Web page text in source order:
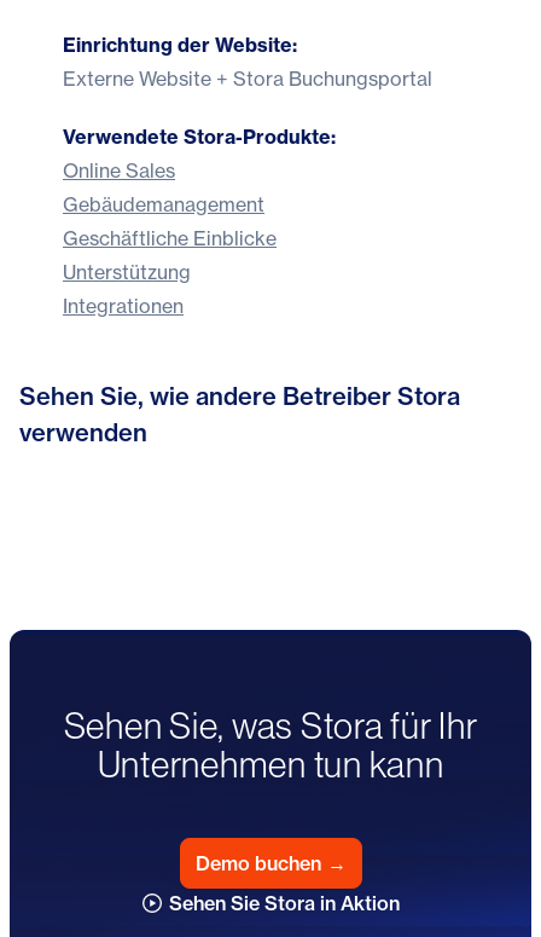
Einrichtung der Website:
Externe Website + Stora Buchungsportal
Verwendete Stora-Produkte:
Online Sales
Gebäudemanagement
Geschäftliche Einblicke
Unterstützung
Integrationen
Sehen Sie, wie andere Betreiber Stora
verwenden
Von der Verwaltung zur
Kundenbetreuung: Wie Stora Indoor
Bonnys Self Storage erreicht mit
Sehen Sie, was Stora für Ihr
Unternehmen tun kann
Demo buchen →
Sehen Sie Stora in Aktion